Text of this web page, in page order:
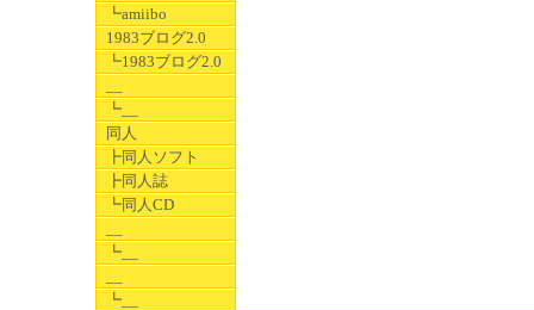
┗amiibo
1983ブログ2.0
┗1983ブログ2.0
┗__
同人
┣同人ソフト
┣同人誌
┗同人CD
┗__
┗__